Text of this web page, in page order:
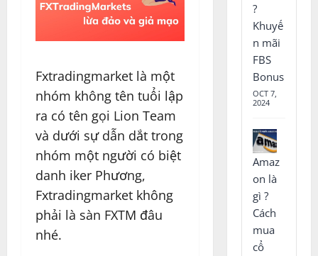
Fxtradingmarket là một
nhóm không tên tuổi lập
ra có tên gọi Lion Team
và dưới sự dẫn dắt trong
nhóm một người có biệt
danh iker Phương,
Fxtradingmarket không
phải là sàn FXTM đâu
nhé.
?
Khuyế
n mãi
FBS
Bonus
OCT 7,
2024
Amaz
on là
gì ?
Cách
mua
cổ